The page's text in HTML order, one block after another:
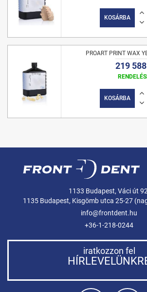
KOSÁRBA
PROART PRINT WAX
219
KOSÁRBA
1133 Budapest, Váci út
1135 Budapest, Kisgömb utca 25-27
info@frontdent.hu
+36-1-218-0244
iratkozzon fel